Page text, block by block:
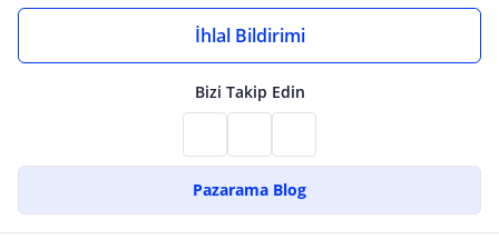
İhlal Bildirimi
Bizi Takip Edin
Pazarama Blog